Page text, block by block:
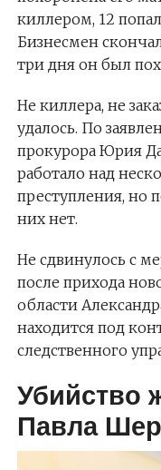
киллером, 12
Бизнесмен
три дня он был
Не киллера, не
удалось. По
прокурора Юрия
работало над
преступления, но
них нет.
Не сдвинулось с
после прихода
области
находится под
следственного
Убийство
Павла